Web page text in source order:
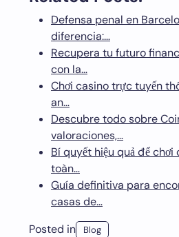
Defensa penal en
diferencia:…
Recupera tu futuro
con la…
Chơi casino trực tuyến
an…
Descubre todo sobre
valoraciones,…
Bí quyết hiệu quả để
toàn…
Guía definitiva para
casas de…
Posted in
Blog